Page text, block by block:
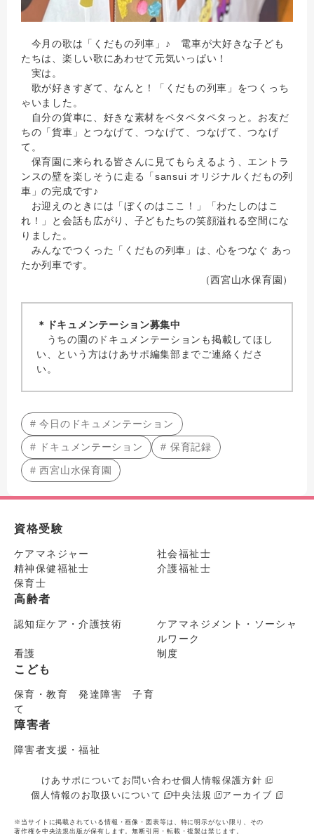
今月の歌は「くだもの列車」♪ 電車が大好きな子ども
たちは、楽しい歌にあわせて元気いっぱい！
実は。
歌が好きすぎて、なんと！「くだもの列車」をつくっち
ゃいました。
自分の貨車に、好きな素材をペタペタペタっと。お友だ
ちの「貨車」とつなげて、つなげて、つなげて、つなげ
て。
保育園に来られる皆さんに見てもらえるよう、エントラ
ンスの壁を楽しそうに走る「sansui オリジナルくだもの列
車」の完成です♪
お迎えのときには「ぼくのはここ！」「わたしのはこ
れ！」と会話も広がり、子どもたちの笑顔溢れる空間にな
りました。
みんなでつくった「くだもの列車」は、心をつなぐ あっ
たか列車です。
（西宮山水保育園）
＊ドキュメンテーション募集中
うちの園のドキュメンテーションも掲載してほし
い、という方はけあサポ編集部までご連絡くださ
い。
# 今日のドキュメンテーション
# ドキュメンテーション # 保育記録
# 西宮山水保育園
資格受験
ケアマネジャー
社会福祉士
精神保健福祉士
介護福祉士
保育士
高齢者
認知症ケア・介護技術
ケアマネジメント・ソーシャ
ルワーク
看護
制度
こども
保育・教育 発達障害 子育
て
障害者
障害者支援・福祉
けあサポについて お問い合わせ個人情報保護方針
個人情報のお取扱いについて
中央法規 アーカイブ
※当サイトに掲載されている情報・画像・図表等は、特に明示がない限り、その
著作権を中央法規出版が保有します。無断引用・転載・複製は禁じます。